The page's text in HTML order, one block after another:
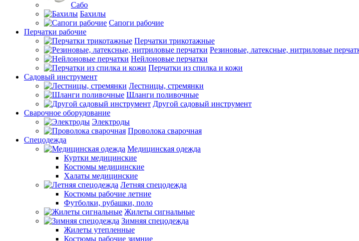
Сабо
Бахилы
Сапоги рабочие
Перчатки рабочие
Перчатки трикотажные
Резиновые, латексные, нитриловые
Нейлоновые перчатки
Перчатки из спилка и кожи
Садовый инструмент
Лестницы, стремянки
Шланги поливочные
Другой садовый инструмент
Сварочное оборудование
Электроды
Проволока сварочная
Спецодежда
Медицинская одежда
Куртки медицинские
Костюмы медицинские
Халаты медицинские
Летняя спецодежда
Костюмы рабочие летние
Футболки, рубашки, поло
Жилеты сигнальные
Зимняя спецодежда
Жилеты утепленные
Костюмы рабочие зимние